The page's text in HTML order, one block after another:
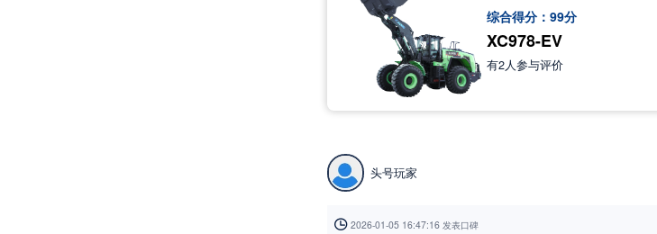
综合得分：99分
XC978-EV
有2人参与评价
头号玩家
 2026-01-05 16:47:16 发表口碑